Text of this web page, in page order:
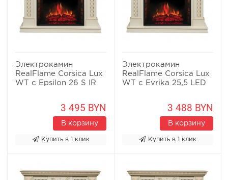
Электрокамин
RealFlame Corsica Lux
WT c Epsilon 26 S IR
3 495 BYN
В корзину
Купить в 1 клик
Электрокамин
RealFlame Corsica Lux
WT с Evrika 25,5 LED
3 488 BYN
В корзину
Купить в 1 клик